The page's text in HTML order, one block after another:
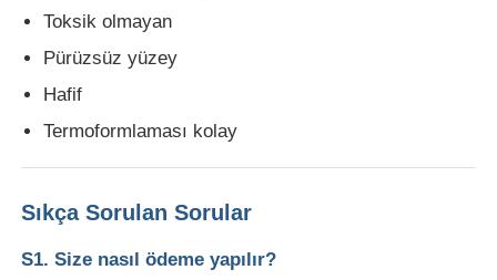
Toksik olmayan
Pürüzsüz yüzey
Hafif
Termoformlaması kolay
Sıkça Sorulan Sorular
S1. Size nasıl ödeme yapılır?